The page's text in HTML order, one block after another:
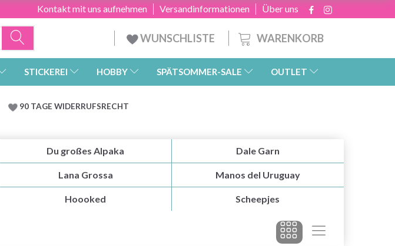
Über uns
Versandinformationen
Kontakt mit uns aufnehmen
WARENKORB
WUNSCHLISTE
STICKEREI HOBBY SPÄTSOMMER-SALE OUTLET
90 TAGE WIDERRUFSRECHT
Du großes Alpaka Dale Garn
Lana Grossa Manos del Uruguay
Hoooked Scheepjes